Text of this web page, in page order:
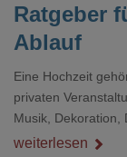
Ratgeber
Ablauf
Eine Hochzeit
privaten
Musik, Dekoration,
zusammenpassen,
weiterlesen